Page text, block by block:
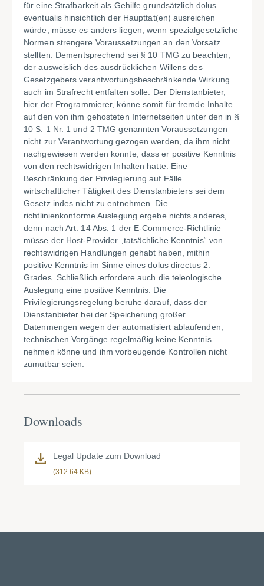
für eine Strafbarkeit als Gehilfe grundsätzlich dolus
eventualis hinsichtlich der Haupttat(en) ausreichen
würde, müsse es anders liegen, wenn spezialgesetzliche
Normen strengere Voraussetzungen an den Vorsatz
stellten. Dementsprechend sei § 10 TMG zu beachten,
der ausweislich des ausdrücklichen Willens des
Gesetzgebers verantwortungsbeschränkende Wirkung
auch im Strafrecht entfalten solle. Der Dienstanbieter,
hier der Programmierer, könne somit für fremde Inhalte
auf den von ihm gehosteten Internetseiten unter den in §
10 S. 1 Nr. 1 und 2 TMG genannten Voraussetzungen
nicht zur Verantwortung gezogen werden, da ihm nicht
nachgewiesen werden konnte, dass er positive Kenntnis
von den rechtswidrigen Inhalten hatte. Eine
Beschränkung der Privilegierung auf Fälle
wirtschaftlicher Tätigkeit des Dienstanbieters sei dem
Gesetz indes nicht zu entnehmen. Die
richtlinienkonforme Auslegung ergebe nichts anderes,
denn nach Art. 14 Abs. 1 der E-Commerce-Richtlinie
müsse der Host-Provider „tatsächliche Kenntnis“ von
rechtswidrigen Handlungen gehabt haben, mithin
positive Kenntnis im Sinne eines dolus directus 2.
Grades. Schließlich erfordere auch die teleologische
Auslegung eine positive Kenntnis. Die
Privilegierungsregelung beruhe darauf, dass der
Dienstanbieter bei der Speicherung großer
Datenmengen wegen der automatisiert ablaufenden,
technischen Vorgänge regelmäßig keine Kenntnis
nehmen könne und ihm vorbeugende Kontrollen nicht
zumutbar seien.
Downloads
Legal Update zum Download
(312.64 KB)